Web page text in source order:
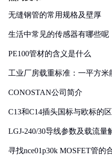
无缝钢管的常用规格及壁厚
生活中常见的传感器有哪些呢
PE100管材的含义是什么
工业厂房载重标准：一平方米
CONOSTAN公司简介
C13和C14插头国标与欧标的
LGJ-240/30导线参数及载流量
寻找nce01p30k MOSFET管的